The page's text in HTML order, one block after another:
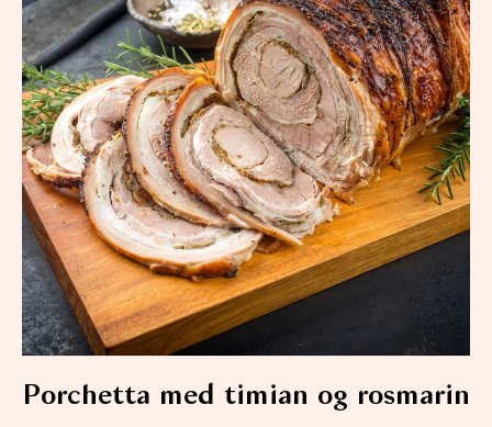
Porchetta med timian og rosmarin